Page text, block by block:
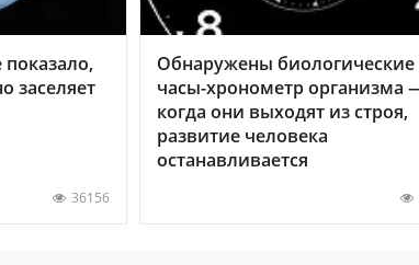
заселяет
36156
Обнаружены биологические
часы-хронометр организма
когда они выходят из строя,
развитие человека
останавливается